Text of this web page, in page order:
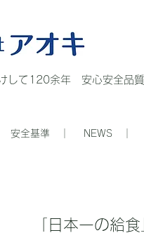
して120余年 安心安全品
安全基準 ｜ NEWS ｜
「日本一の給